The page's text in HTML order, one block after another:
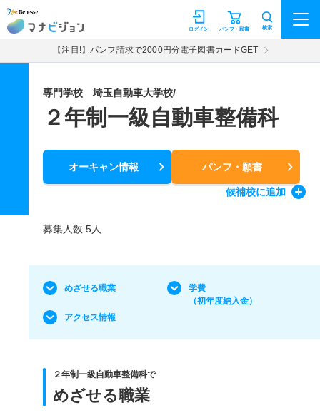
マナビジョン パンフ・願書
ログイン 検索
【注目!】パンフ請求で2000円分電子図書カードGET
専門学校 埼玉自動車大学校/
２年制一級自動車整備科
オーキャン情報 パンフ・願書
候補校に追加
募集人数 5人
めざせる職業
学費
（初年度納入金）
アクセス情報
２年制一級自動車整備科で
めざせる職業